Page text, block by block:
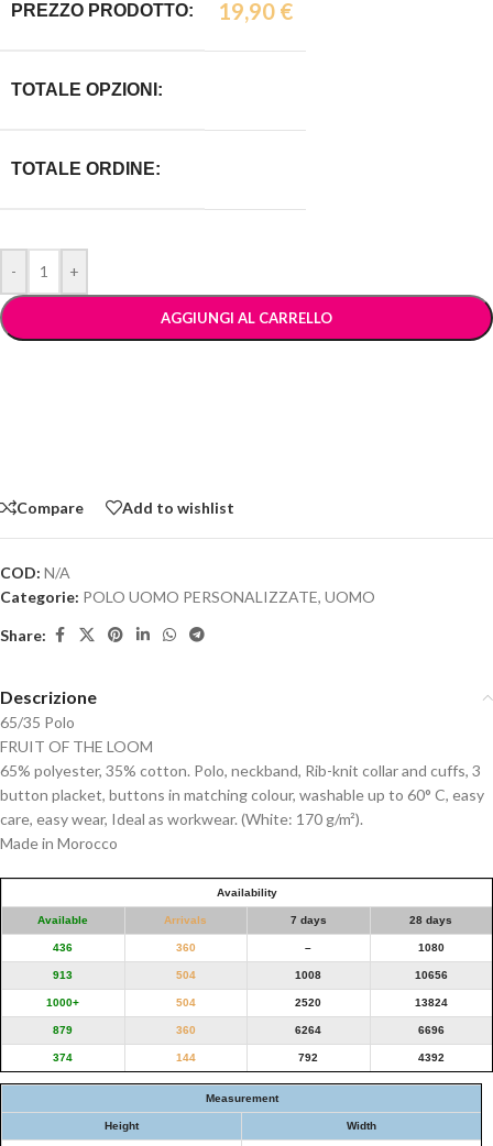
PREZZO PRODOTTO: 19,90 €
TOTALE OPZIONI:
TOTALE ORDINE:
- +
AGGIUNGI AL CARRELLO
Compare Add to wishlist
COD: N/A
Categorie: POLO UOMO PERSONALIZZATE, UOMO
Share:
Descrizione
65/35 Polo
FRUIT OF THE LOOM
65% polyester, 35% cotton. Polo, neckband, Rib-knit collar and cuffs, 3
button placket, buttons in matching colour, washable up to 60° C, easy
care, easy wear, Ideal as workwear. (White: 170 g/m²).
Made in Morocco
Availability
Available Arrivals 7 days 28 days
436 360 – 1080
913 504 1008 10656
1000+ 504 2520 13824
879 360 6264 6696
374 144 792 4392
Measurement
Height Width